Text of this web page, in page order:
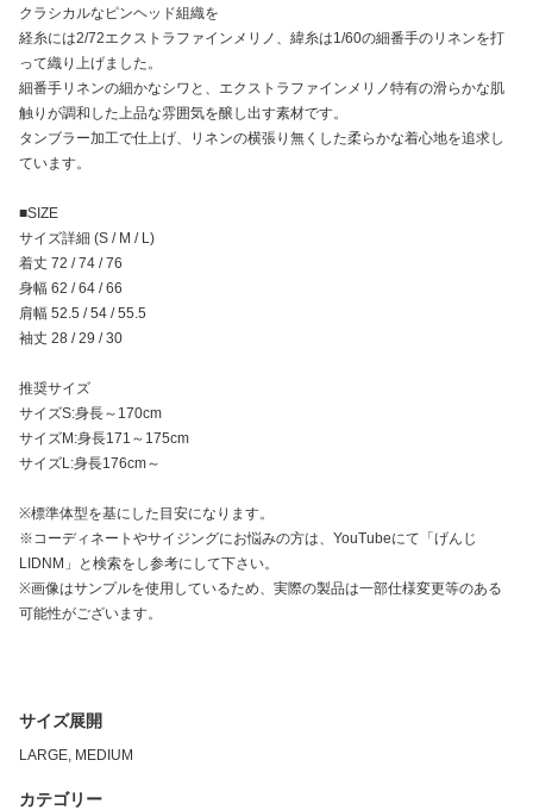
クラシカルなピンヘッド組織を
経糸には2/72エクストラファインメリノ、緯糸は1/60の細番手のリネンを打
って織り上げました。
細番手リネンの細かなシワと、エクストラファインメリノ特有の滑らかな肌
触りが調和した上品な雰囲気を醸し出す素材です。
タンブラー加工で仕上げ、リネンの横張り無くした柔らかな着心地を追求し
ています。
■SIZE
サイズ詳細 (S / M / L)
着丈 72 / 74 / 76
身幅 62 / 64 / 66
肩幅 52.5 / 54 / 55.5
袖丈 28 / 29 / 30
推奨サイズ
サイズS:身長～170cm
サイズM:身長171～175cm
サイズL:身長176cm～
※標準体型を基にした目安になります。
※コーディネートやサイジングにお悩みの方は、YouTubeにて「げんじ
LIDNM」と検索をし参考にして下さい。
※画像はサンプルを使用しているため、実際の製品は一部仕様変更等のある
可能性がございます。
サイズ展開
LARGE, MEDIUM
カテゴリー